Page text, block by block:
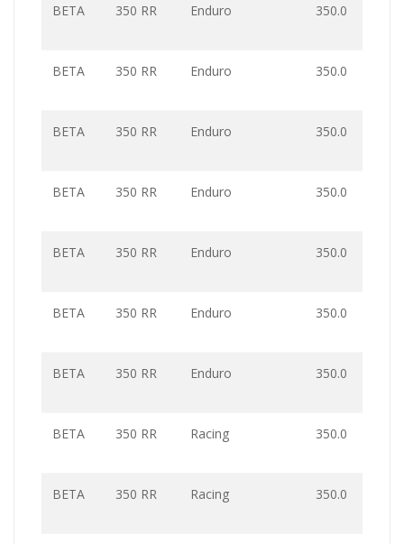
BETA 350 RR Enduro 350.0
BETA 350 RR Enduro 350.0
BETA 350 RR Enduro 350.0
BETA 350 RR Enduro 350.0
BETA 350 RR Enduro 350.0
BETA 350 RR Enduro 350.0
BETA 350 RR Enduro 350.0
BETA 350 RR Racing 350.0
BETA 350 RR Racing 350.0